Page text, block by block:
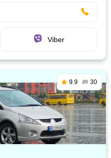
Viber
9.9 30